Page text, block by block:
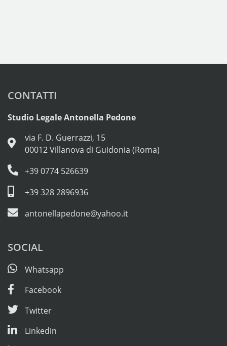
CONTATTI
Studio Legale Antonella Pedone
via F. D. Guerrazzi, 15
00012 Villanova di Guidonia (Roma)
+39 0774 526639
+39 328 2896936
antonellapedone@yahoo.it
SOCIAL
Whatsapp
Facebook
Twitter
Linkedin